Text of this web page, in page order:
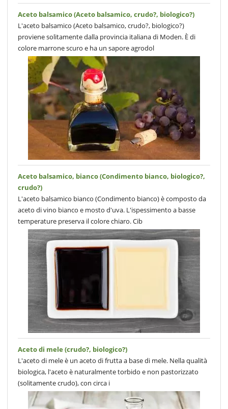
Aceto balsamico (Aceto balsamico, crudo?, biologico?)
L'aceto balsamico (Aceto balsamico, crudo?, biologico?)
proviene solitamente dalla provincia italiana di Moden. È di
colore marrone scuro e ha un sapore agrodol
Aceto balsamico, bianco (Condimento bianco, biologico?,
crudo?)
L'aceto balsamico bianco (Condimento bianco) è composto da
aceto di vino bianco e mosto d'uva. L'ispessimento a basse
temperature preserva il colore chiaro. Cib
Aceto di mele (crudo?, biologico?)
L'aceto di mele è un aceto di frutta a base di mele. Nella qualità
biologica, l'aceto è naturalmente torbido e non pastorizzato
(solitamente crudo), con circa i